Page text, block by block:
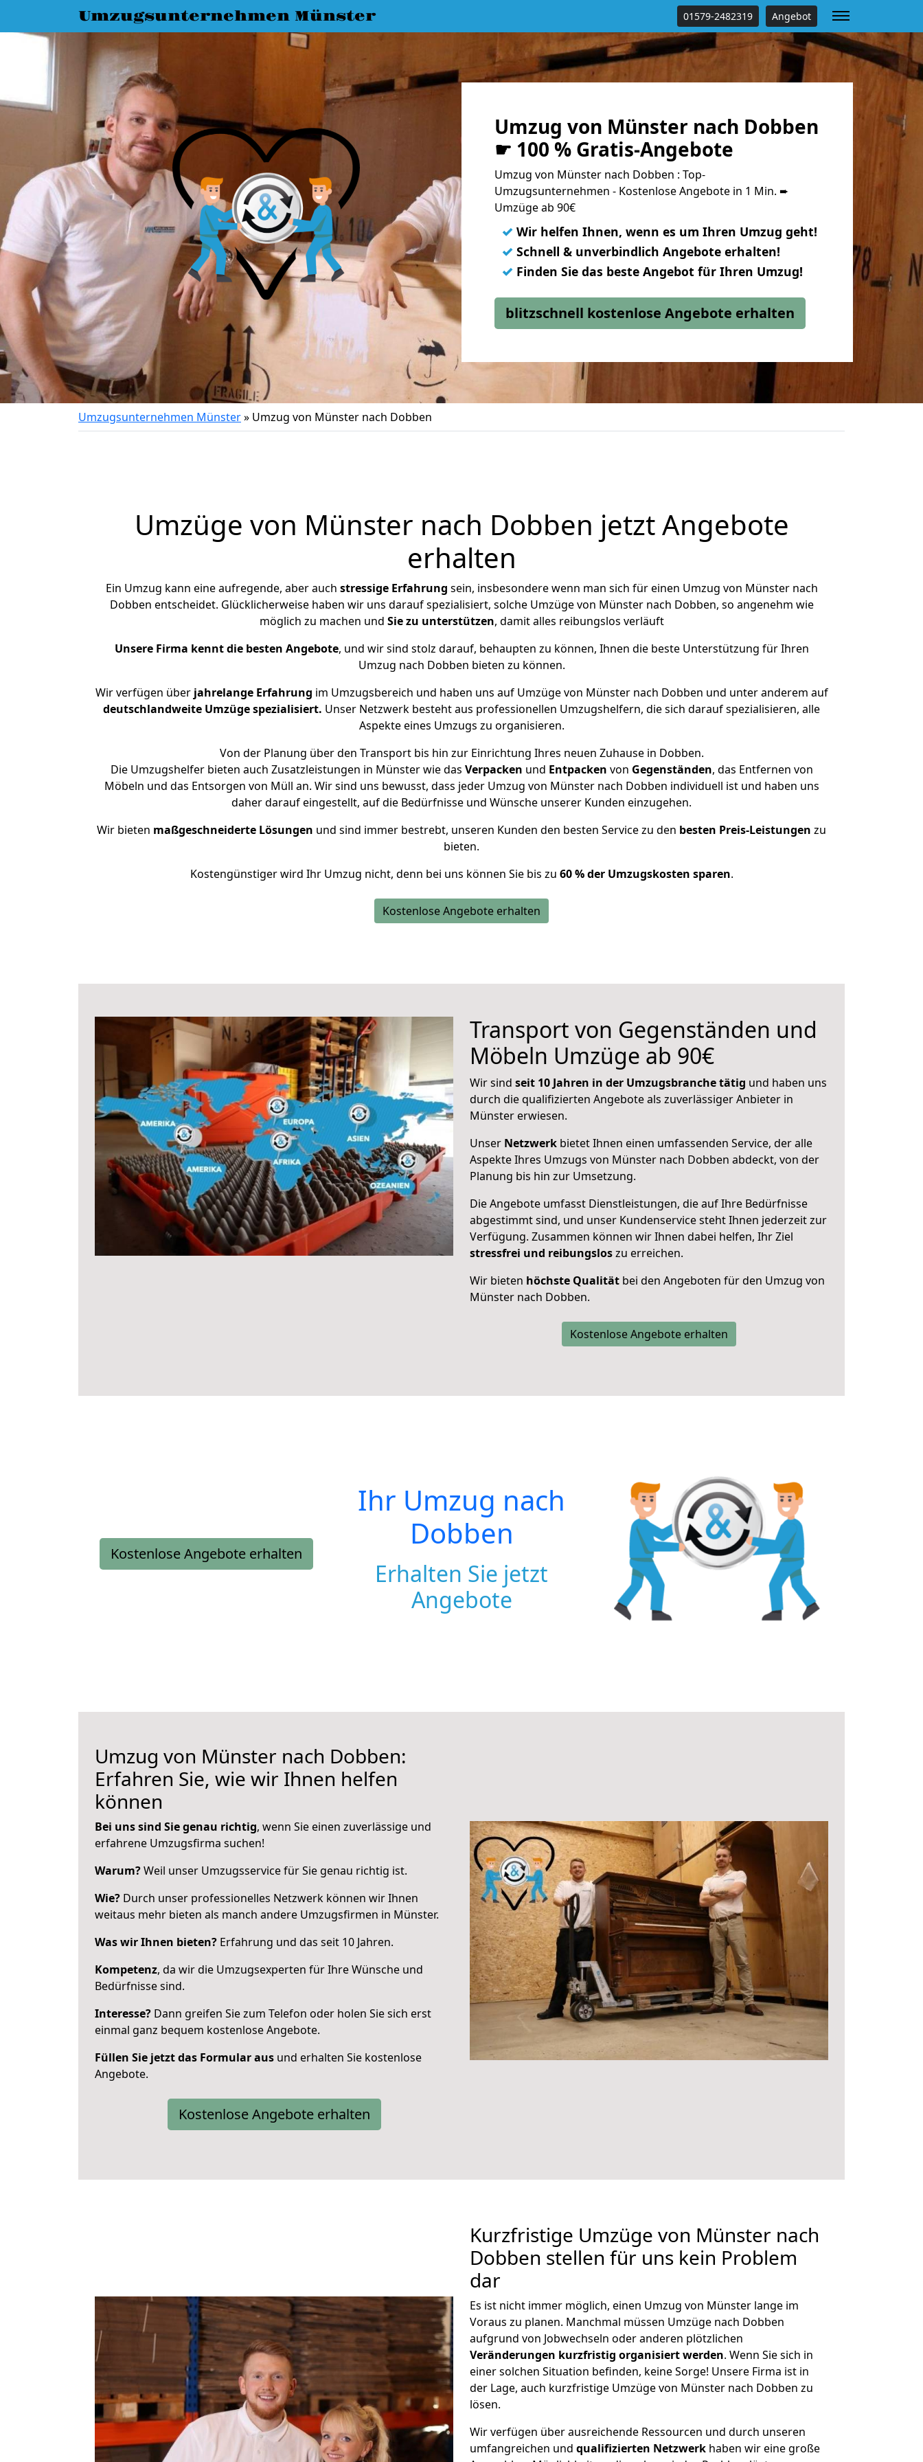
Umzugsunternehmen Münster 01579-2482319 Angebot
Umzug von Münster nach Dobben
☛ 100 % Gratis-Angebote
Umzug von Münster nach Dobben : Top-
Umzugsunternehmen - Kostenlose Angebote in 1 Min. ➨
Umzüge ab 90€
✓ Wir helfen Ihnen, wenn es um Ihren Umzug geht!
✓ Schnell & unverbindlich Angebote erhalten!
✓ Finden Sie das beste Angebot für Ihren Umzug!
blitzschnell kostenlose Angebote erhalten
Umzugsunternehmen Münster» Umzug von Münster nach Dobben
Umzüge von Münster nach Dobben jetzt Angebote
erhalten
Ein Umzug kann eine aufregende, aber auch stressige Erfahrung sein, insbesondere wenn man sich für einen Umzug von Münster nach
Dobben entscheidet. Glücklicherweise haben wir uns darauf spezialisiert, solche Umzüge von Münster nach Dobben, so angenehm wie
möglich zu machen und Sie zu unterstützen, damit alles reibungslos verläuft
Unsere Firma kennt die besten Angebote, und wir sind stolz darauf, behaupten zu können, Ihnen die beste Unterstützung für Ihren
Umzug nach Dobben bieten zu können.
Wir verfügen überjahrelange Erfahrung im Umzugsbereich und haben uns auf Umzüge von Münster nach Dobben und unter anderem auf
deutschlandweite Umzüge spezialisiert. Unser Netzwerk besteht aus professionellen Umzugshelfern, die sich darauf spezialisieren, alle
Aspekte eines Umzugs zu organisieren.
Von der Planung über den Transport bis hin zur Einrichtung Ihres neuen Zuhause in Dobben.
Die Umzugshelfer bieten auch Zusatzleistungen in Münster wie das Verpacken und Entpacken von Gegenständen, das Entfernen von
Möbeln und das Entsorgen von Müll an. Wir sind uns bewusst, dass jeder Umzug von Münster nach Dobben individuell ist und haben uns
daher darauf eingestellt, auf die Bedürfnisse und Wünsche unserer Kunden einzugehen.
Wir bieten maßgeschneiderte Lösungen und sind immer bestrebt, unseren Kunden den besten Service zu den besten Preis-Leistungen zu
bieten.
Kostengünstiger wird Ihr Umzug nicht, denn bei uns können Sie bis zu 60 % der Umzugskosten sparen.
Kostenlose Angebote erhalten
Transport von Gegenständen und
Möbeln Umzüge ab 90€
Wir sind seit 10 Jahren in der Umzugsbranche tätig und haben uns
durch die qualifizierten Angebote als zuverlässiger Anbieter in
Münster erwiesen.
Unser Netzwerk bietet Ihnen einen umfassenden Service, der alle
Aspekte Ihres Umzugs von Münster nach Dobben abdeckt, von der
Planung bis hin zur Umsetzung.
Die Angebote umfasst Dienstleistungen, die auf Ihre Bedürfnisse
abgestimmt sind, und unser Kundenservice steht Ihnen jederzeit zur
Verfügung. Zusammen können wir Ihnen dabei helfen, Ihr Ziel
stressfrei und reibungsloszu erreichen.
Wir bieten höchste Qualität bei den Angeboten für den Umzug von
Münster nach Dobben.
Kostenlose Angebote erhalten
Kostenlose Angebote erhalten
Ihr Umzug nach
Dobben
Erhalten Sie jetzt
Angebote
Umzug von Münster nach Dobben:
Erfahren Sie, wie wir Ihnen helfen
können
Bei uns sind Sie genau richtig, wenn Sie einen zuverlässige und
erfahrene Umzugsfirma suchen!
Warum?Weil unser Umzugsservice für Sie genau richtig ist.
Wie? Durch unser professionelles Netzwerk können wir Ihnen
weitaus mehr bieten als manch andere Umzugsfirmen in Münster.
Was wir Ihnen bieten? Erfahrung und das seit 10 Jahren.
Kompetenz, da wir die Umzugsexperten für Ihre Wünsche und
Bedürfnisse sind.
Interesse? Dann greifen Sie zum Telefon oder holen Sie sich erst
einmal ganz bequem kostenlose Angebote.
Füllen Sie jetzt das Formular aus und erhalten Sie kostenlose
Angebote.
Kostenlose Angebote erhalten
Kurzfristige Umzüge von Münster nach
Dobben stellen für uns kein Problem
dar
Es ist nicht immer möglich, einen Umzug von Münster lange im
Voraus zu planen. Manchmal müssen Umzüge nach Dobben
aufgrund von Jobwechseln oder anderen plötzlichen
Veränderungen kurzfristig organisiert werden. Wenn Sie sich in
einer solchen Situation befinden, keine Sorge! Unsere Firma ist in
der Lage, auch kurzfristige Umzüge von Münster nach Dobben zu
lösen.
Wir verfügen über ausreichende Ressourcen und durch unseren
umfangreichen und qualifizierten Netzwerk haben wir eine große